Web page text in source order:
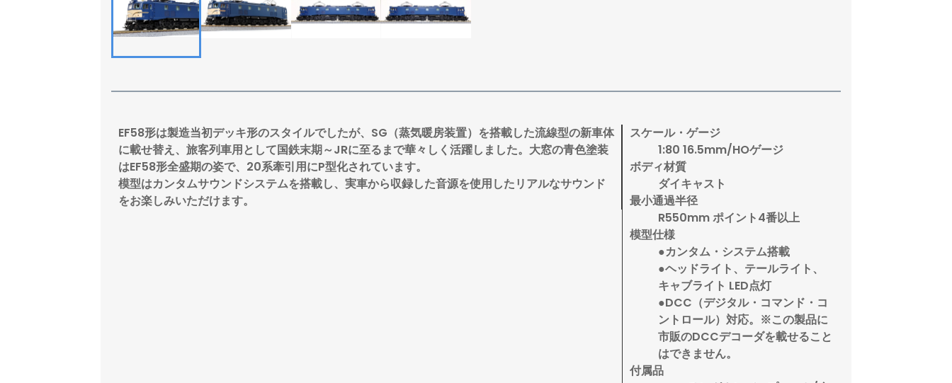
EF58形は製造当初デッキ形のスタイルでしたが、SG（蒸気暖房装置）を搭載した流線型の新車体
に載せ替え、旅客列車用として国鉄末期～JRに至るまで華々しく活躍しました。大窓の青色塗装
はEF58形全盛期の姿で、20系牽引用にP型化されています。
模型はカンタムサウンドシステムを搭載し、実車から収録した音源を使用したリアルなサウンド
をお楽しみいただけます。
スケール・ゲージ
1:80 16.5mm/HOゲージ
ボディ材質
ダイキャスト
最小通過半径
R550mm ポイント4番以上
模型仕様
●カンタム・システム搭載
●ヘッドライト、テールライト、
キャブライト LED点灯
●DCC（デジタル・コマンド・コ
ントロール）対応。※この製品に
市販のDCCデコーダを載せること
はできません。
付属品